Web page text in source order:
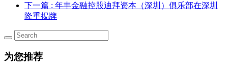
下一篇 : 年丰金融控股迪拜资本（深圳）俱乐部在深圳
隆重揭牌
为您推荐